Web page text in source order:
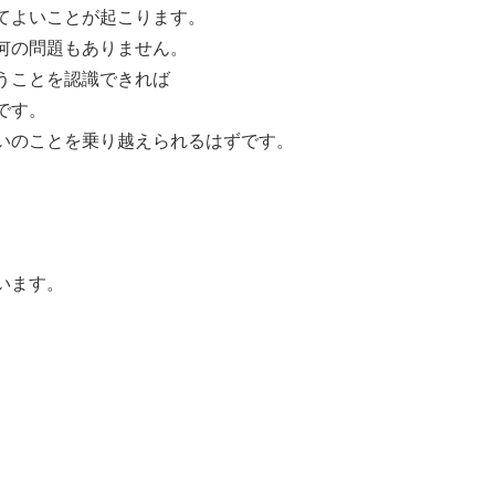
いことが起こります。
問題もありません。
ことを認識できれば
。
ことを乗り越えられるはずです。
す。